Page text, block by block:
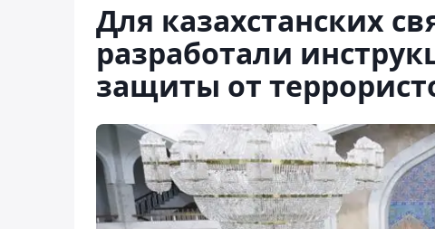
Для казахстанских
разработали
защиты от